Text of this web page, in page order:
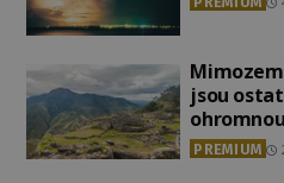
jsou
PREMIUM